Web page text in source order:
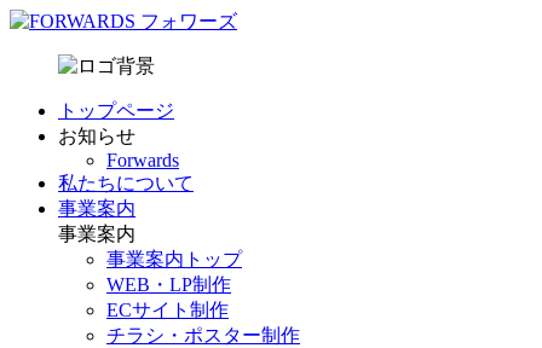
トップページ
お知らせ
Forwards
私たちについて
事業案内
事業案内
事業案内トップ
WEB・LP制作
ECサイト制作
チラシ・ポスター制作